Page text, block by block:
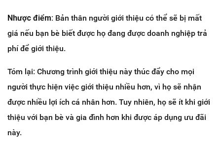
Nhược điểm: Bản thân người giới thiệu có thể sẽ bị mất
giá nếu bạn bè biết được họ đang được doanh nghiệp trả
phí để giới thiệu.
Tóm lại: Chương trình giới thiệu này thúc đẩy cho mọi
người thực hiện việc giới thiệu nhiều hơn, vì họ sẽ nhận
được nhiều lợi ích cá nhân hơn. Tuy nhiên, họ sẽ ít khi giới
thiệu với bạn bè và gia đình hơn khi được áp dụng ưu đãi
này.